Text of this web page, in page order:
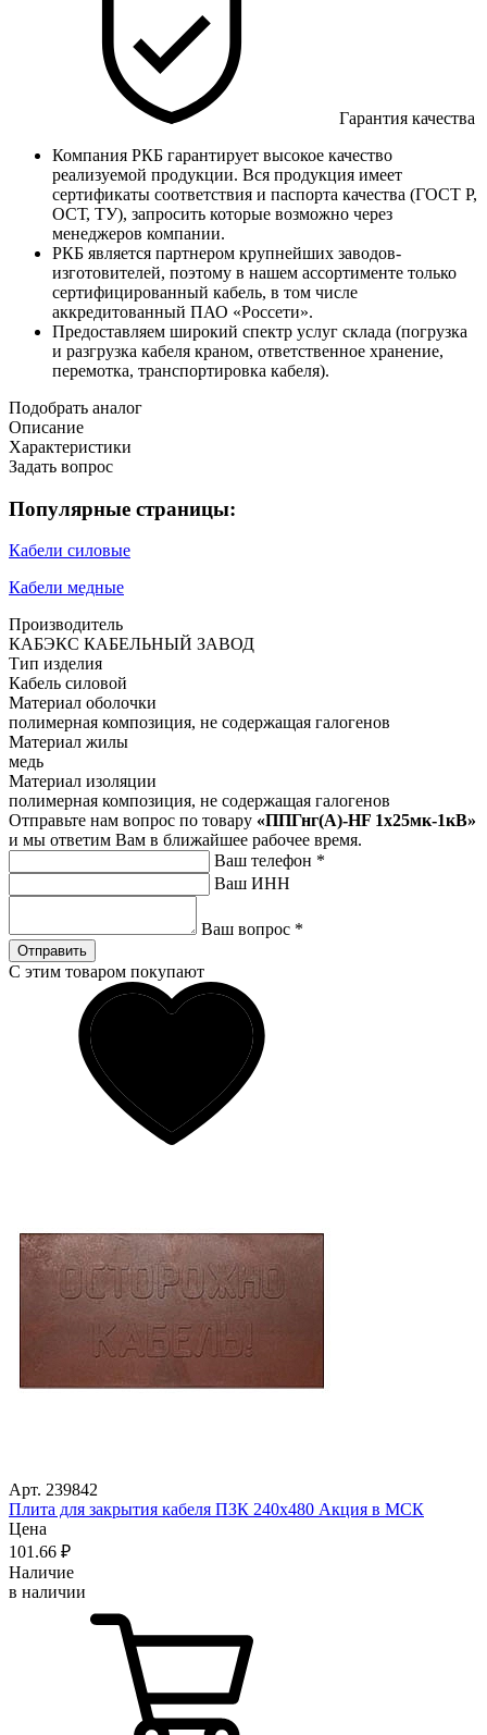
Гарантия качества
Компания РКБ гарантирует высокое качество
реализуемой продукции. Вся продукция имеет
сертификаты соответствия и паспорта качества (ГОСТ Р,
ОСТ, ТУ), запросить которые возможно через
менеджеров компании.
РКБ является партнером крупнейших заводов-
изготовителей, поэтому в нашем ассортименте только
сертифицированный кабель, в том числе
аккредитованный ПАО «Россети».
Предоставляем широкий спектр услуг склада (погрузка
и разгрузка кабеля краном, ответственное хранение,
перемотка, транспортировка кабеля).
Подобрать аналог
Описание
Характеристики
Задать вопрос
Популярные страницы:
Кабели силовые
Кабели медные
Производитель
КАБЭКС КАБЕЛЬНЫЙ ЗАВОД
Тип изделия
Кабель силовой
Материал оболочки
полимерная композиция, не содержащая галогенов
Материал жилы
медь
Материал изоляции
полимерная композиция, не содержащая галогенов
Отправьте нам вопрос по товару «ППГнг(А)-HF 1х25мк-1кВ»
и мы ответим Вам в ближайшее рабочее время.
Ваш телефон *
Ваш ИНН
Ваш вопрос *
Отправить
С этим товаром покупают
Арт. 239842
Плита для закрытия кабеля ПЗК 240х480 Акция в МСК
Цена
101 .66 ₽
Наличие
в наличии